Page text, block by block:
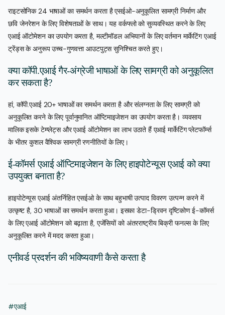
राइटसोनिक 24 भाषाओं का समर्थन करता है एसईओ-अनुकूलित सामग्री निर्माण और
छवि जेनरेशन के लिए विशेषताओं के साथ। यह वर्कफ्लो को सुव्यवस्थित करने के लिए
एआई ऑटोमेशन का उपयोग करता है, मल्टीमॉडल अभियानों के लिए वर्तमान मार्केटिंग एआई
ट्रेंड्स के अनुरूप उच्च-गुणवत्ता आउटपुट्स सुनिश्चित करते हुए।
क्या कॉपी.एआई गैर-अंग्रेजी भाषाओं के लिए सामग्री को अनुकूलित
कर सकता है?
हां, कॉपी.एआई 20+ भाषाओं का समर्थन करता है और संलग्नता के लिए सामग्री को
अनुकूलित करने के लिए पूर्वानुमानित ऑप्टिमाइजेशन का उपयोग करता है। व्यवसाय
मालिक इसके टेम्प्लेट्स और एआई ऑटोमेशन का लाभ उठाते हैं एआई मार्केटिंग प्लेटफॉर्म्स
के भीतर कुशल वैश्विक सामग्री रणनीतियों के लिए।
ई-कॉमर्स एआई ऑप्टिमाइजेशन के लिए हाइपोटेन्यूस एआई को क्या
उपयुक्त बनाता है?
हाइपोटेन्यूस एआई अंतर्निहित एसईओ के साथ बहुभाषी उत्पाद विवरण उत्पन्न करने में
उत्कृष्ट है, 30 भाषाओं का समर्थन करता हुआ। इसका डेटा-ड्रिवन दृष्टिकोण ई-कॉमर्स
के लिए एआई ऑटोमेशन को बढ़ाता है, एजेंसियों को अंतरराष्ट्रीय बिक्री फनल्स के लिए
अनुकूलित करने में मदद करता हुआ।
एनीवर्ड प्रदर्शन की भविष्यवाणी कैसे करता है
#एआई